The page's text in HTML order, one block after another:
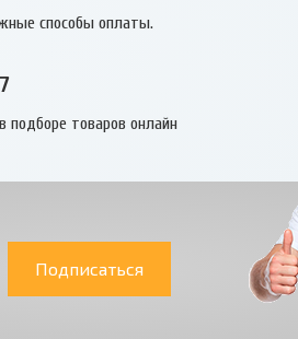
способы оплаты.
подборе товаров онлайн
Подписаться